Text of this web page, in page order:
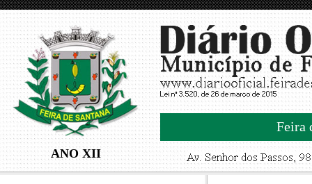
ANO XII
Feira